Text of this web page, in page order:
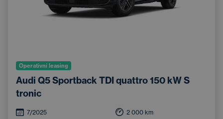
Operativní leasing
Audi Q5 Sportback TDI quattro 150 kW S
tronic
7/2025 2 000 km